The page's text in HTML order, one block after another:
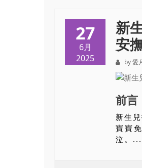
27
6月
2025
新
安
by 愛
前言
新生
寶寶
泣。...